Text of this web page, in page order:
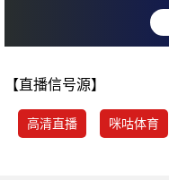
谢菲尔德联队U21
【直播信号源】
高清直播 咪咕体育